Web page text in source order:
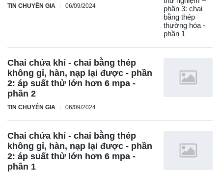
TIN CHUYÊN GIA 06/09/2024
Chai chứa khí - chai bằng thép
không gỉ, hàn, nạp lại được - phần
2: áp suất thử lớn hơn 6 mpa -
phần 2
TIN CHUYÊN GIA 06/09/2024
Chai chứa khí - chai bằng thép
không gỉ, hàn, nạp lại được - phần
2: áp suất thử lớn hơn 6 mpa -
phần 1